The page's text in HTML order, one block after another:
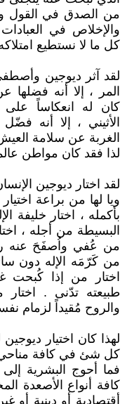
من الصدق في القول
والإخلاص في
كل ما لا نستطيع
لقد آثر ديوجين
المر ، إلا أنه فضلها
كان له انعكاساً على
الأثيني ، إلا أنه
الغربة عن سلامة
لذا فقد كان مواطن
لقد اختار ديوجين
ويا لها من براعة
بأكمله ، اختار خليفة
البسيطة من أجله ،
من عُفي واُصفَحَ عنه
من كَرّمَه الإله دون
اختار من إذا كُبحت
طبيعته تدّنى . اختار
والروح مُقيداً لزمام
لهذا كان اختيار
كل شئ في كافة مناحي
فما أحوج البشرية
كافة أنواع الأصعدة
أقتصادية أو دينية